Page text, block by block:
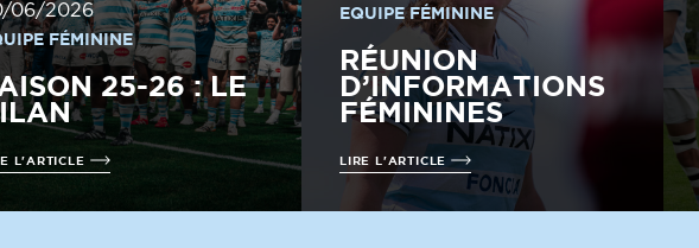
06/2026
FÉMININE
25-26 : LE
L'ARTICLE
EQUIPE FÉMININE
RÉUNION
D’INFORMATIONS
FÉMININES
LIRE L'ARTICLE